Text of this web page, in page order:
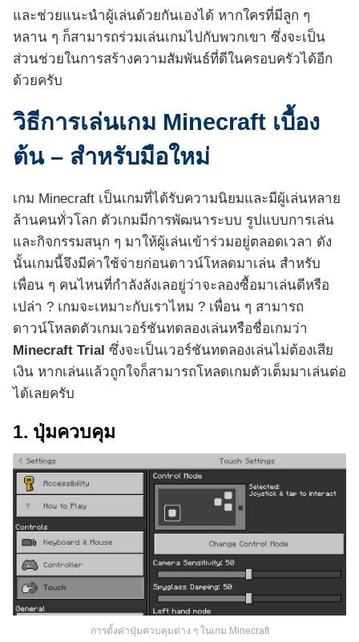
และช่วยแนะนำผู้เล่นด้วยกันเองได้ หากใครที่มีลูก ๆ
หลาน ๆ ก็สามารถร่วมเล่นเกมไปกับพวกเขา ซึ่งจะเป็น
ส่วนช่วยในการสร้างความสัมพันธ์ที่ดีในครอบครัวได้อีก
ด้วยครับ
วิธีการเล่นเกม Minecraft เบื้อง
ต้น – สำหรับมือใหม่
เกม Minecraft เป็นเกมที่ได้รับความนิยมและมีผู้เล่นหลาย
ล้านคนทั่วโลก ตัวเกมมีการพัฒนาระบบ รูปแบบการเล่น
และกิจกรรมสนุก ๆ มาให้ผู้เล่นเข้าร่วมอยู่ตลอดเวลา ดัง
นั้นเกมนี้จึงมีค่าใช้จ่ายก่อนดาวน์โหลดมาเล่น สำหรับ
เพื่อน ๆ คนไหนที่กำลังลังเลอยู่ว่าจะลองซื้อมาเล่นดีหรือ
เปล่า ? เกมจะเหมาะกับเราไหม ? เพื่อน ๆ สามารถ
ดาวน์โหลดตัวเกมเวอร์ชันทดลองเล่นหรือชื่อเกมว่า
Minecraft Trial ซึ่งจะเป็นเวอร์ชันทดลองเล่นไม่ต้องเสีย
เงิน หากเล่นแล้วถูกใจก็สามารถโหลดเกมตัวเต็มมาเล่นต่อ
ได้เลยครับ
1. ปุ่มควบคุม
การตั้งค่าปุ่มควบคุมต่าง ๆ ในเกม Minecraft